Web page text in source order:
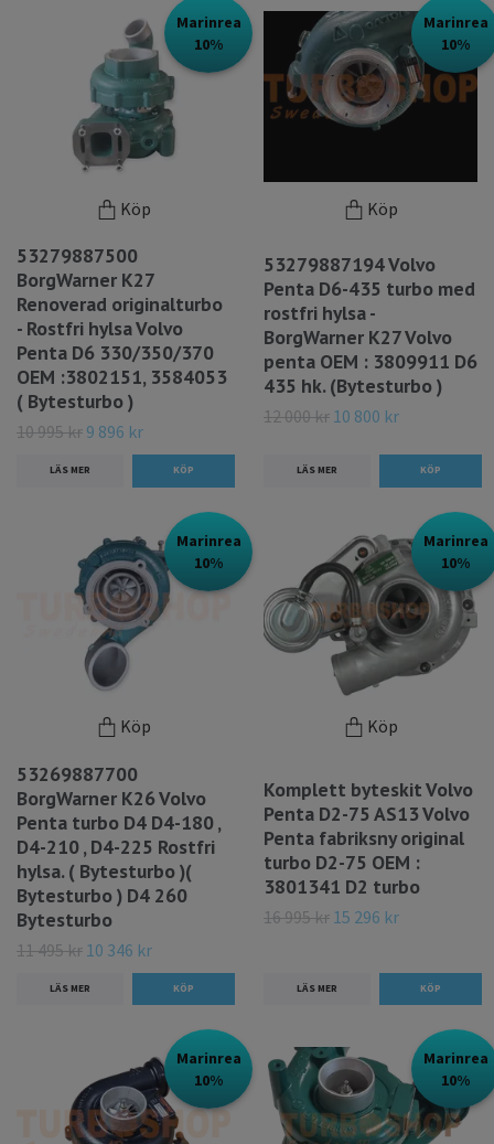
Marinrea
10%
Köp
53279887500
BorgWarner K27
Renoverad originalturbo
- Rostfri hylsa Volvo
Penta D6 330/350/370
OEM :3802151, 3584053
( Bytesturbo )
10 995 kr 9 896 kr
LÄS MER
Marinrea
10%
Köp
53279887194 Volvo
Penta D6-435 turbo med
rostfri hylsa -
BorgWarner K27 Volvo
penta OEM : 3809911 D6
435 hk. (Bytesturbo )
12 000 kr 10 800 kr
LÄS MER
Marinrea
10%
Köp
53269887700
BorgWarner K26 Volvo
Penta turbo D4 D4-180 ,
D4-210 , D4-225 Rostfri
hylsa. ( Bytesturbo )(
Bytesturbo ) D4 260
Bytesturbo
11 495 kr 10 346 kr
LÄS MER
Marinrea
10%
Köp
Komplett byteskit Volvo
Penta D2-75 AS13 Volvo
Penta fabriksny original
turbo D2-75 OEM :
3801341 D2 turbo
16 995 kr 15 296 kr
LÄS MER
Marinrea
10%
Marinrea
10%